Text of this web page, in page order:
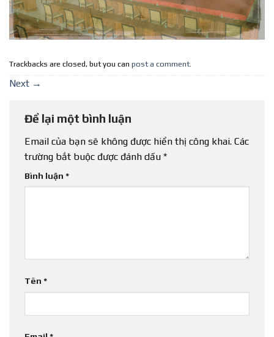
Trackbacks are closed, but you can post a comment.
Next →
Để lại một bình luận
Email của bạn sẽ không được hiển thị công khai. Các
trường bắt buộc được đánh dấu *
Bình luận *
Tên *